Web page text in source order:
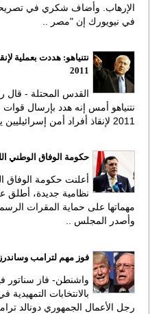
الإرهاب. وأضاف شكري في
في نيويورك إن "مصر ..
نتنياهو: هددت بعملية
2011
القدس المحتلة - قال
نتنياهو أمس إنه هدد بإرسال
2011 لإنقاذ أفراد أمن إسرائيليين يحاصرهم متظاهرون قاموا باقتحام ..
حكومة الوفاق الوطني
أعلنت حكومة الوفاق
نظامية جديدة، أطلق
مهماتها على حماية المقرات
وأصدر المجلس ..
فوز مهم لترامب
واشنطن- فاز سناتور
بالانتخابات
رجل الأعمال الجمهوري دونالد